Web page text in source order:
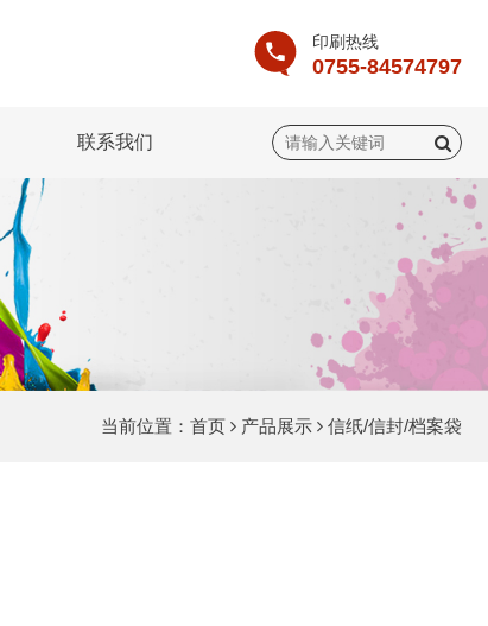
印刷热线
0755-84574797
联系我们
当前位置： 首页 产品展示 信纸/信封/档案袋